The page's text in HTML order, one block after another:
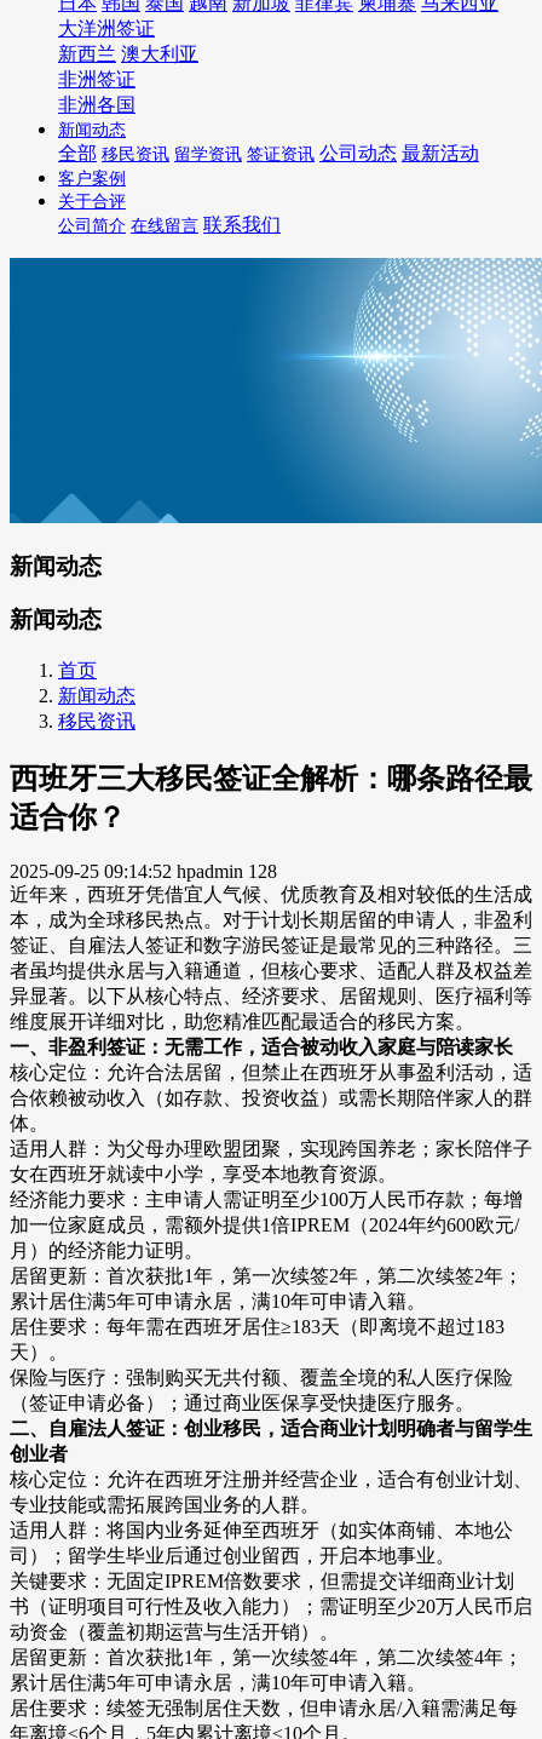
大洋洲签证
新西兰 澳大利亚
非洲签证
非洲各国
新闻动态
全部 移民资讯 留学资讯 签证资讯 公司动态 最新活动
客户案例
关于合评
公司简介 在线留言 联系我们
新闻动态
新闻动态
首页
新闻动态
移民资讯
西班牙三大移民签证全解析：哪条路径最
适合你？
2025-09-25 09:14:52 hpadmin 128
近年来，西班牙凭借宜人气候、优质教育及相对较低的生活成
本，成为全球移民热点。对于计划长期居留的申请人，非盈利
签证、自雇法人签证和数字游民签证是最常见的三种路径。三
者虽均提供永居与入籍通道，但核心要求、适配人群及权益差
异显著。以下从核心特点、经济要求、居留规则、医疗福利等
维度展开详细对比，助您精准匹配最适合的移民方案。
一、非盈利签证：无需工作，适合被动收入家庭与陪读家长
核心定位：允许合法居留，但禁止在西班牙从事盈利活动，适
合依赖被动收入（如存款、投资收益）或需长期陪伴家人的群
体。
适用人群：为父母办理欧盟团聚，实现跨国养老；家长陪伴子
女在西班牙就读中小学，享受本地教育资源。
经济能力要求：主申请人需证明至少100万人民币存款；每增
加一位家庭成员，需额外提供1倍IPREM（2024年约600欧元/
月）的经济能力证明。
居留更新：首次获批1年，第一次续签2年，第二次续签2年；
累计居住满5年可申请永居，满10年可申请入籍。
居住要求：每年需在西班牙居住≥183天（即离境不超过183
天）。
保险与医疗：强制购买无共付额、覆盖全境的私人医疗保险
（签证申请必备）；通过商业医保享受快捷医疗服务。
二、自雇法人签证：创业移民，适合商业计划明确者与留学生
创业者
核心定位：允许在西班牙注册并经营企业，适合有创业计划、
专业技能或需拓展跨国业务的人群。
适用人群：将国内业务延伸至西班牙（如实体商铺、本地公
司）；留学生毕业后通过创业留西，开启本地事业。
关键要求：无固定IPREM倍数要求，但需提交详细商业计划
书（证明项目可行性及收入能力）；需证明至少20万人民币启
动资金（覆盖初期运营与生活开销）。
居留更新：首次获批1年，第一次续签4年，第二次续签4年；
累计居住满5年可申请永居，满10年可申请入籍。
居住要求：续签无强制居住天数，但申请永居/入籍需满足每
年离境≤6个月，5年内累计离境≤10个月。